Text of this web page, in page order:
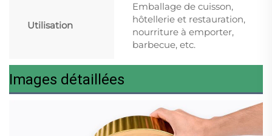
Utilisation
Emballage de cuisson,
hôtellerie et restauration,
nourriture à emporter,
barbecue, etc.
Images détaillées